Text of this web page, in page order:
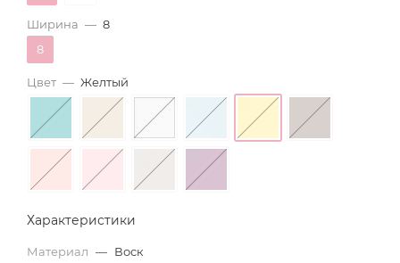
Ширина — 8
8
Цвет — Желтый
Характеристики
Материал — Воск